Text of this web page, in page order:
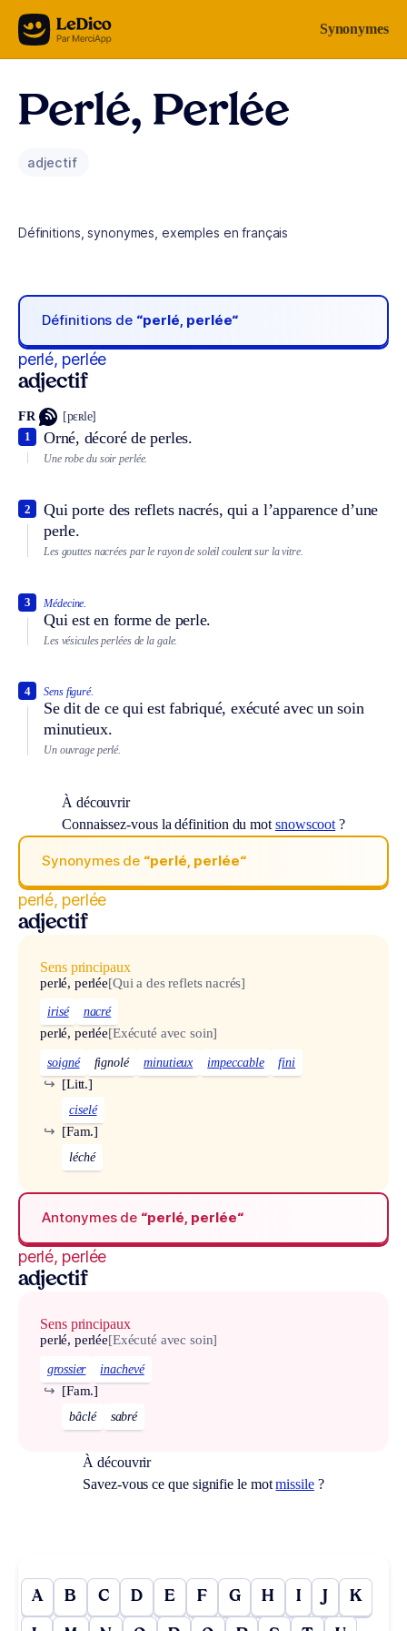
Aller au contenu Synonymes
Perlé, Perlée
adjectif
Définitions, synonymes, exemples en français
Définitions de “perlé, perlée“
perlé, perlée
adjectif
FR [pɛʀle]
Orné, décoré de perles.
1
Une robe du soir perlée.
Qui porte des reflets nacrés, qui a l’apparence d’une
perle.
2
Les gouttes nacrées par le rayon de soleil coulent sur la vitre.
Médecine.
Qui est en forme de perle.
3
Les vésicules perlées de la gale.
Sens figuré.
Se dit de ce qui est fabriqué, exécuté avec un soin
minutieux.
4
Un ouvrage perlé.
À découvrir
Connaissez-vous la définition du mot snowscoot ?
Synonymes de “perlé, perlée“
perlé, perlée
adjectif
Sens principaux
perlé, perlée[Qui a des reflets nacrés]
irisé nacré
perlé, perlée[Exécuté avec soin]
soigné fignolé minutieux impeccable fini
[Litt.]
↪
ciselé
[Fam.]
↪
léché
Antonymes de “perlé, perlée“
perlé, perlée
adjectif
Sens principaux
perlé, perlée[Exécuté avec soin]
grossier inachevé
[Fam.]
↪
bâclé sabré
À découvrir
Savez-vous ce que signifie le motmissile?
A B C D E F G H I J K